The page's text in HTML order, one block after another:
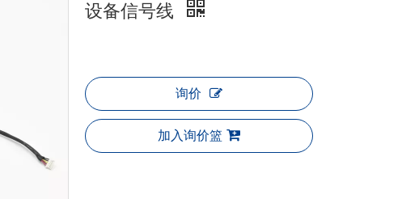
设备信号线
询价
加入询价篮